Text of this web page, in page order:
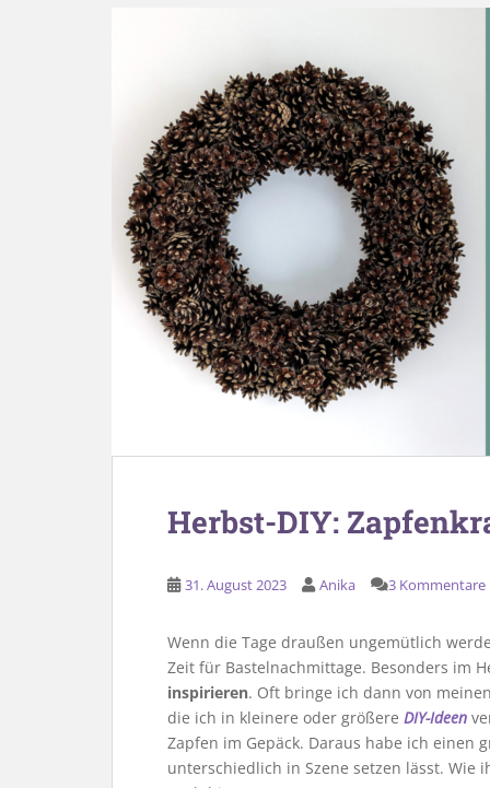
Herbst-DIY:
31. August 2023 Anika 3 Kommentare
Wenn die Tage draußen ungemütlich
Zeit für Bastelnachmittage. Besonders im
inspirieren. Oft bringe ich dann von
die ich in kleinere oder größere DIY-Ideen
Zapfen im Gepäck. Daraus habe ich einen
unterschiedlich in Szene setzen lässt. Wie